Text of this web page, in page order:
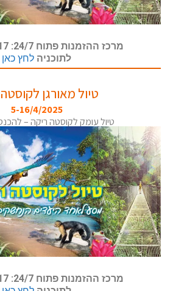
מרכז ההזמנות פתוח 24/7: 058-6244117
לתוכניה לחץ כאן
טיול מאורגן
5-16/4/2025
טיול עומק לקוסטה ריקה –
מרכז ההזמנות פתוח 24/7: 058-6244117